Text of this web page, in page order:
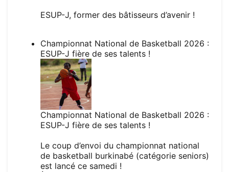
ESUP-J, former des bâtisseurs d’avenir !
Championnat National de Basketball 2026 :
ESUP-J fière de ses talents !
Championnat National de Basketball 2026 :
ESUP-J fière de ses talents !
Le coup d’envoi du championnat national
de basketball burkinabé (catégorie seniors)
est lancé ce samedi !